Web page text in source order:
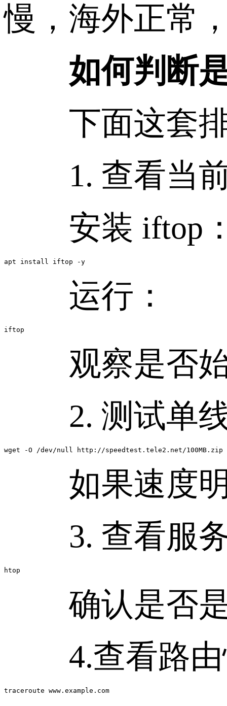
慢，海外正常
如何判断是
下面这套排
1. 查看当前
安装 iftop
apt install iftop -y
运行：
iftop
观察是否始
2. 测试单线
wget -O /dev/null http://speedtest.tele2.net/100MB.zip
如果速度明
3. 查看服务
htop
确认是否是
4.查看路由
traceroute www.example.com